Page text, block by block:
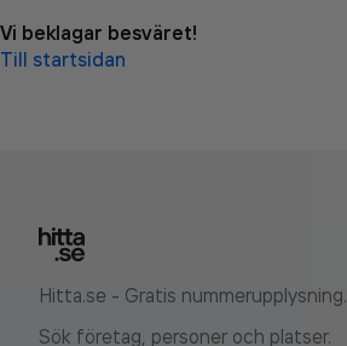
Vi beklagar besväret!
Till startsidan
Hitta.se - Gratis nummerupplysning.
Sök företag, personer och platser.